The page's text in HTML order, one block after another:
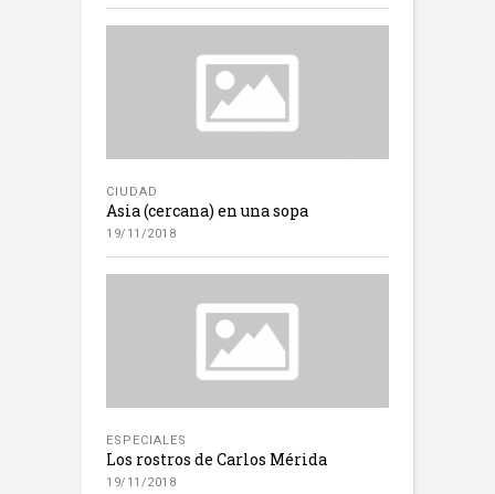
CIUDAD
Asia (cercana) en una sopa
19/11/2018
ESPECIALES
Los rostros de Carlos Mérida
19/11/2018